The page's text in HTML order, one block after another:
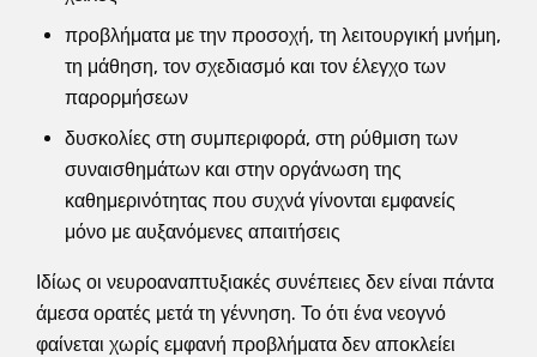
προβλήματα με την προσοχή, τη λειτουργική μνήμη,
τη μάθηση, τον σχεδιασμό και τον έλεγχο των
παρορμήσεων
δυσκολίες στη συμπεριφορά, στη ρύθμιση των
συναισθημάτων και στην οργάνωση της
καθημερινότητας που συχνά γίνονται εμφανείς
μόνο με αυξανόμενες απαιτήσεις
Ιδίως οι νευροαναπτυξιακές συνέπειες δεν είναι πάντα
άμεσα ορατές μετά τη γέννηση. Το ότι ένα νεογνό
φαίνεται χωρίς εμφανή προβλήματα δεν αποκλείει